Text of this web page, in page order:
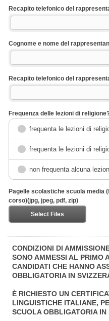
Recapito telefonico del
Cognome e nome del
Recapito telefonico del
Frequenza delle lezioni di
frequenta le lezioni di
frequenta le lezioni di
non frequenta alcuna
Pagelle scolastiche scuola media
corso)(jpg, jpeg, pdf, zip)
Select Files
CONDIZIONI DI
SONO AMMESSI AL PRIMO
CANDIDATI CHE HANNO
OBBLIGATORIA IN
È RICHIESTO UN
LINGUISTICHE ITALIANE,
SCUOLA OBBLIGATORIA IN